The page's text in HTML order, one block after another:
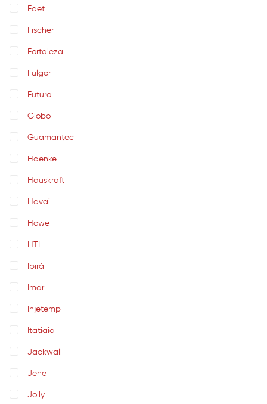
Faet
Fischer
Fortaleza
Fulgor
Futuro
Globo
Guamantec
Haenke
Hauskraft
Havai
Howe
HTI
Ibirá
Imar
Injetemp
Itatiaia
Jackwall
Jene
Jolly